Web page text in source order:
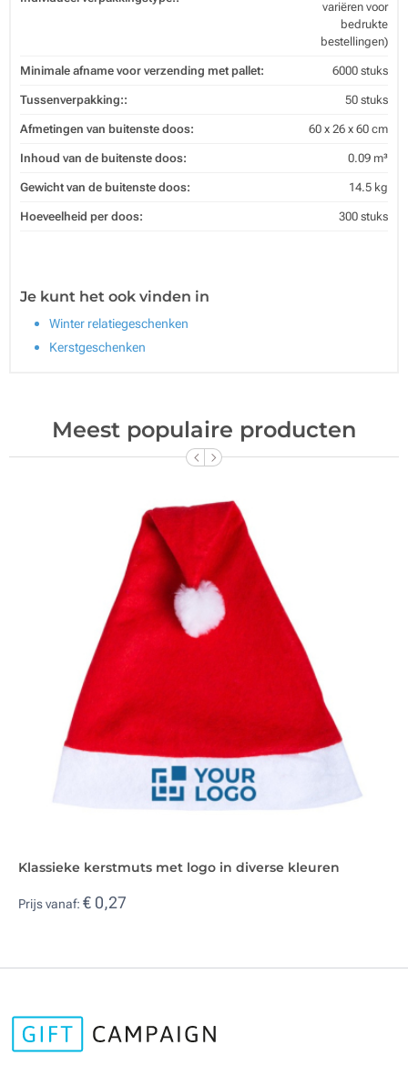
variëren voor
bedrukte
bestellingen)
Minimale afname voor verzending met pallet: 6000 stuks
Tussenverpakking:: 50 stuks
Afmetingen van buitenste doos: 60 x 26 x 60 cm
Inhoud van de buitenste doos: 0.09 m³
Gewicht van de buitenste doos: 14.5 kg
Hoeveelheid per doos: 300 stuks
Je kunt het ook vinden in
Winter relatiegeschenken
Kerstgeschenken
Meest populaire producten
Klassieke kerstmuts met logo in diverse kleuren
Prijs vanaf: € 0,27